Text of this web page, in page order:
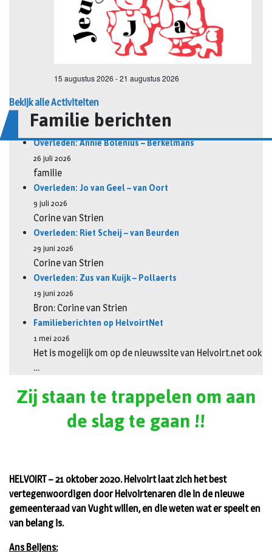
Bekijk alle Activiteiten
Familie berichten
Overleden: Annie Bolenius – Berkelmans
26 juli 2026
familie
Overleden: Jo van Geel – van Oort
9 juli 2026
Corine van Strien
Overleden: Riet Scheij – van Beurden
29 juni 2026
Corine van Strien
Overleden: Zus van Kuijk – Pollaerts
19 juni 2026
Bron: Corine van Strien
Familieberichten op HelvoirtNet
1 mei 2026
Het is mogelijk om op de nieuwssite van Helvoirt.net ook
…
Zij staan te trappelen om aan
de slag te gaan !!
HELVOIRT – 21 oktober 2020. Helvoirt laat zich het best
vertegenwoordigen door Helvoirtenaren die in de nieuwe
gemeenteraad van Vught willen, en die weten wat er speelt en
van belang is.
Ans Beijens: